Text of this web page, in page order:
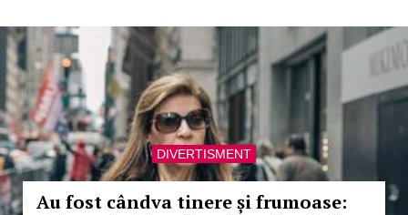
DIVERTISMENT
Au fost cândva tinere și frumoase: